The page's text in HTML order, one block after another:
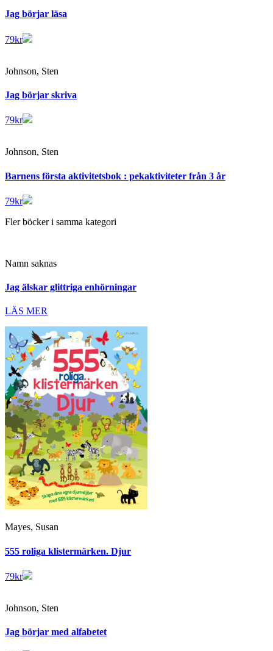
Jag börjar läsa
79kr
Johnson, Sten
Jag börjar skriva
79kr
Johnson, Sten
Barnens första aktivitetsbok : pekaktiviteter från 3 år
79kr
Fler böcker i samma kategori
Namn saknas
Jag älskar glittriga enhörningar
LÄS MER
Mayes, Susan
555 roliga klistermärken. Djur
79kr
Johnson, Sten
Jag börjar med alfabetet